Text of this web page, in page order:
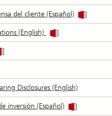
del cliente (Español)
(English)
Disclosures (English)
inversión (Español)